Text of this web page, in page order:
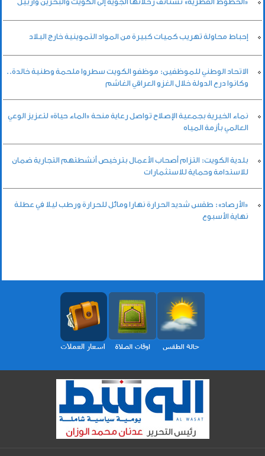
إحباط محاولة تهريب كميات كبيرة من المواد التموينية خارج البلاد
الاتحاد الوطني للموظفين: موظفو الكويت سطروا ملحمة وطنية خالدة..
وكانوا درع الدولة خلال الغزو العراقي الغاشم
نماء الخيرية بجمعية الإصلاح تواصل رعاية منحة «الماء حياة» لتعزيز الوعي
العالمي بأزمة المياه
بلدية الكويت: التزام أصحاب الأعمال بترخيص أنشطتهم التجارية ضمان
للاستدامة وحماية للاستثمارات
«الأرصاد»: طقس شديد الحرارة نهارا ومائل للحرارة ورطب ليلا في عطلة
نهاية الأسبوع